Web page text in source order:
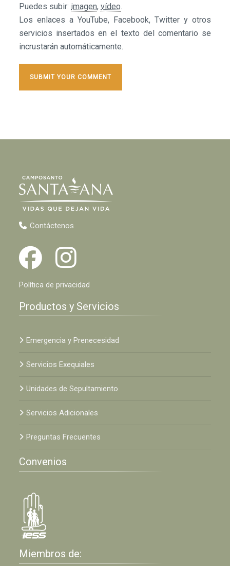
Puedes subir: imagen,vídeo.
Los enlaces a YouTube, Facebook, Twitter y otros
servicios insertados en el texto del comentario se
incrustarán automáticamente.
Contáctenos
Política de privacidad
Productos y Servicios
Emergencia y Prenecesidad
Servicios Exequiales
Unidades de Sepultamiento
Servicios Adicionales
Preguntas Frecuentes
Convenios
Miembros de: